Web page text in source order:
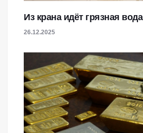
Из крана идёт грязная вода
26.12.2025